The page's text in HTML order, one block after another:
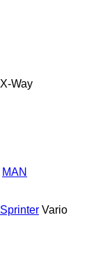
X-Way
MAN
Sprinter Vario